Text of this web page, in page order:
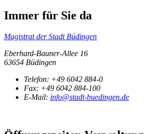
Immer für Sie da
Magistrat der Stadt Büdingen
Eberhard-Bauner-Allee 16
63654 Büdingen
Telefon: +49 6042 884-0
Fax: +49 6042 884-100
E-Mail: info@stadt-buedingen.de